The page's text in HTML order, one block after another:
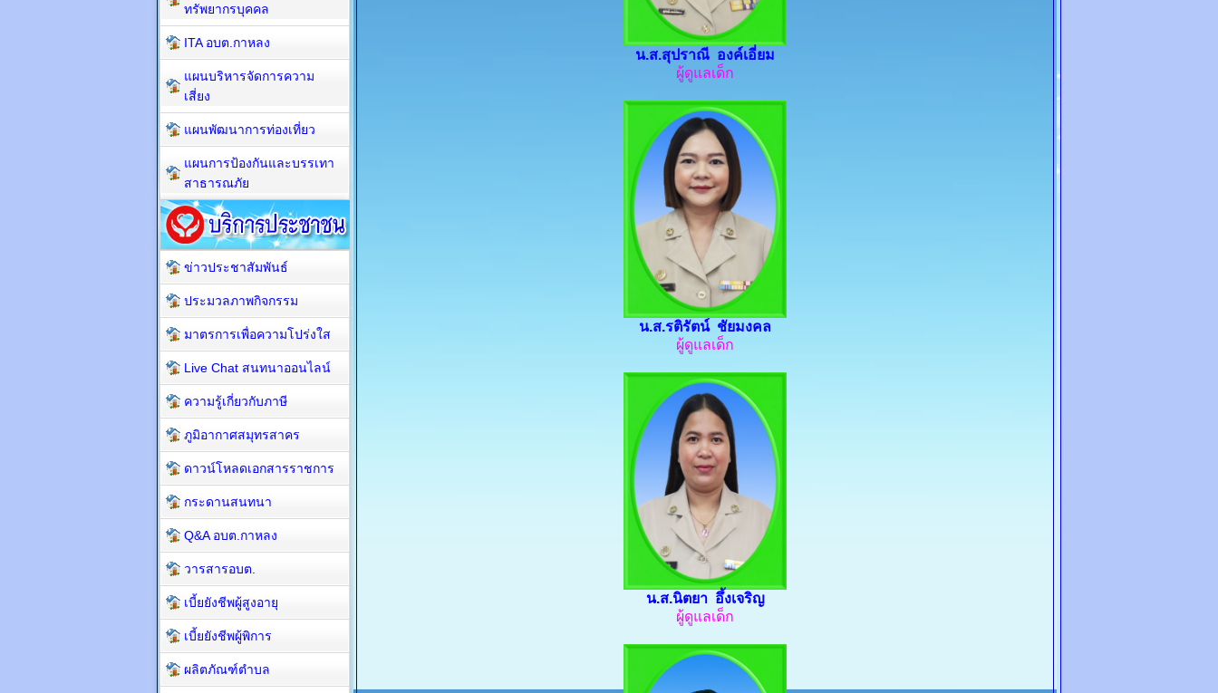
น.ส.สุปราณี องค์เอี่ยม
ผู้ดูแลเด็ก
น.ส.รติรัตน์ ชัยมงคล
ผู้ดูแลเด็ก
น.ส.นิตยา อึ้งเจริญ
ผู้ดูแลเด็ก
ทรัพยากรบุคคล
ITA อบต.กาหลง
แผนบริหารจัดการความ
เสี่ยง
แผนพัฒนาการท่องเที่ยว
แผนการป้องกันและบรรเทา
สาธารณภัย
ข่าวประชาสัมพันธ์
ประมวลภาพกิจกรรม
มาตรการเพื่อความโปร่งใส
Live Chat สนทนาออนไลน์
ความรู้เกี่ยวกับภาษี
ภูมิอากาศสมุทรสาคร
ดาวน์โหลดเอกสารราชการ
กระดานสนทนา
Q&A อบต.กาหลง
วารสารอบต.
เบี้ยยังชีพผู้สูงอายุ
เบี้ยยังชีพผู้พิการ
ผลิตภัณฑ์ตำบล